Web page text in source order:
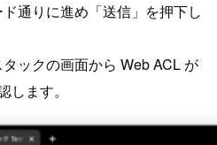
通りに進め「送信」を押下し
ックの画面から Web ACL が
ます。